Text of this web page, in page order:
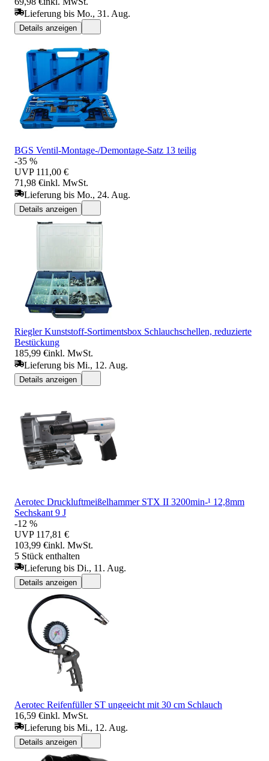
Lieferung bis Mo., 31. Aug.
Details anzeigen
BGS Ventil-Montage-/Demontage-Satz 13 teilig
-35 %
UVP 111,00 €
71,98 €inkl. MwSt.
Lieferung bis Mo., 24. Aug.
Details anzeigen
Riegler Kunststoff-Sortimentsbox Schlauchschellen, reduzierte
Bestückung
185,99 €inkl. MwSt.
Lieferung bis Mi., 12. Aug.
Details anzeigen
Aerotec Druckluftmeißelhammer STX II 3200min-¹ 12,8mm
Sechskant 9 J
-12 %
UVP 117,81 €
103,99 €inkl. MwSt.
5 Stück enthalten
Lieferung bis Di., 11. Aug.
Details anzeigen
Aerotec Reifenfüller ST ungeeicht mit 30 cm Schlauch
16,59 €inkl. MwSt.
Lieferung bis Mi., 12. Aug.
Details anzeigen